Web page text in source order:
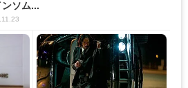
ンソム...